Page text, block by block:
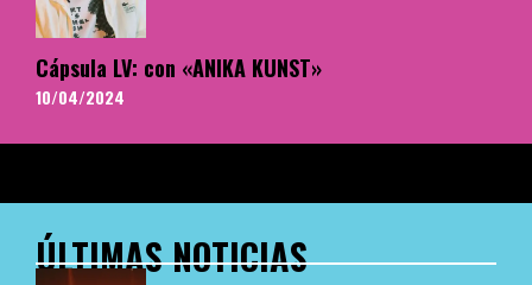
Cápsula LV: con «ANIKA KUNST»
10/04/2024
ÚLTIMAS NOTICIAS